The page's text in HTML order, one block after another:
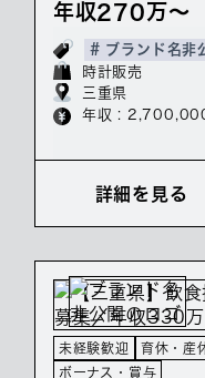
年収270万～
# ブランド名非
時計販売
三重県
年収 :
詳細を見る
未経験歓迎 育休・産
ボーナス・賞与